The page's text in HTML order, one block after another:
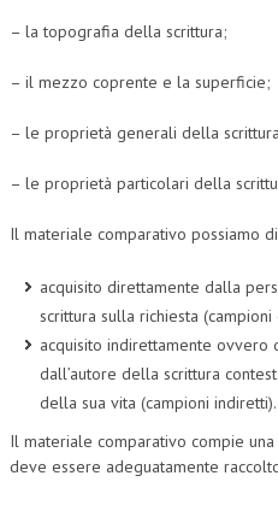
DIRITTO DEL WEB
DIRITTO DELLE IMPRESE IN
FISCALITÀ INTERNAZIONALE
TAX RISK MANAGEMENT
CFC E PARADISI FISCALI
TRANSFER PRICING
– la topografia della scrittura;
– il mezzo coprente e la superficie;
– le proprietà generali della
– le proprietà particolari della
Il materiale comparativo possiamo
acquisito direttamente dalla
scrittura sulla richiesta (campioni
acquisito indirettamente ovvero
dall’autore della scrittura
della sua vita (campioni indiretti).
Il materiale comparativo compie
deve essere adeguatamente